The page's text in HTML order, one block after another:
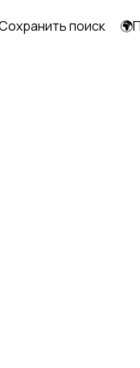
поиск